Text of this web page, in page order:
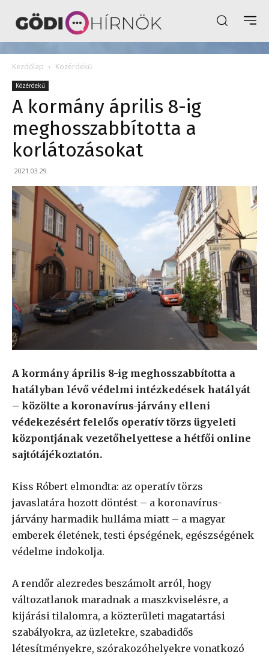
Kezdőlap Közérdekű
Közérdekű
A kormány április 8-ig
meghosszabbította a
korlátozásokat
2021.03.29.
A kormány április 8-ig meghosszabbította a
hatályban lévő védelmi intézkedések hatályát
– közölte a koronavírus-járvány elleni
védekezésért felelős operatív törzs ügyeleti
központjának vezetőhelyettese a hétfői online
sajtótájékoztatón.
Kiss Róbert elmondta: az operatív törzs
javaslatára hozott döntést – a koronavírus-
járvány harmadik hulláma miatt – a magyar
emberek életének, testi épségének, egészségének
védelme indokolja.
A rendőr alezredes beszámolt arról, hogy
változatlanok maradnak a maszkviselésre, a
kijárási tilalomra, a közterületi magatartási
szabályokra, az üzletekre, szabadidős
létesítményekre, szórakozóhelyekre vonatkozó